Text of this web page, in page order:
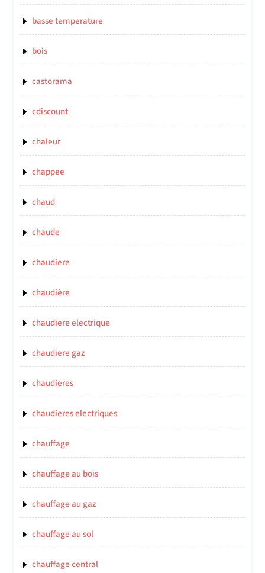
basse temperature
bois
castorama
cdiscount
chaleur
chappee
chaud
chaude
chaudiere
chaudière
chaudiere electrique
chaudiere gaz
chaudieres
chaudieres electriques
chauffage
chauffage au bois
chauffage au gaz
chauffage au sol
chauffage central